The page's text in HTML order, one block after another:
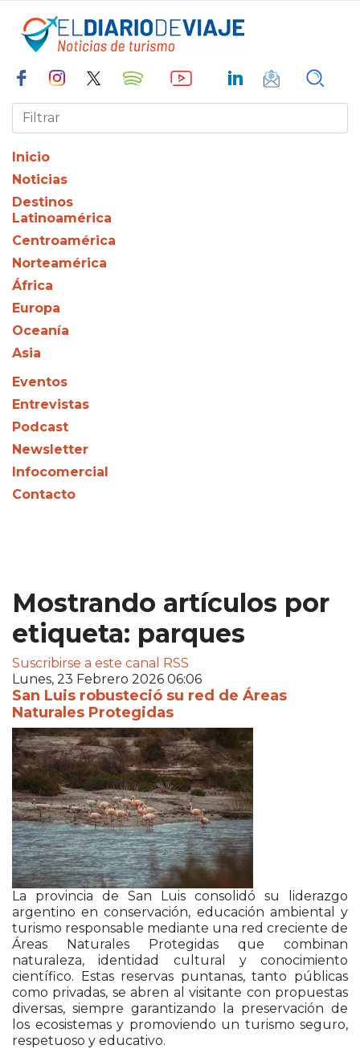
Inicio
Noticias
Destinos
Latinoamérica
Centroamérica
Norteamérica
África
Europa
Oceanía
Asia
Eventos
Entrevistas
Podcast
Newsletter
Infocomercial
Contacto
Mostrando artículos por
etiqueta: parques
Suscribirse a este canal RSS
Lunes, 23 Febrero 2026 06:06
San Luis robusteció su red de Áreas
Naturales Protegidas
La provincia de San Luis consolidó su liderazgo
argentino en conservación, educación ambiental y
turismo responsable mediante una red creciente de
Áreas Naturales Protegidas que combinan
naturaleza, identidad cultural y conocimiento
científico. Estas reservas puntanas, tanto públicas
como privadas, se abren al visitante con propuestas
diversas, siempre garantizando la preservación de
los ecosistemas y promoviendo un turismo seguro,
respetuoso y educativo.